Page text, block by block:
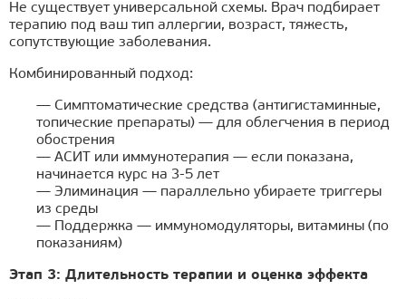
Не существует универсальной схемы. Врач подбирает
терапию под ваш тип аллергии, возраст, тяжесть,
сопутствующие заболевания.
Комбинированный подход:
— Симптоматические средства (антигистаминные,
топические препараты) — для облегчения в период
обострения
— АСИТ или иммунотерапия — если показана,
начинается курс на 3-5 лет
— Элиминация — параллельно убираете триггеры
из среды
— Поддержка — иммуномодуляторы, витамины (по
показаниям)
Этап 3: Длительность терапии и оценка эффекта